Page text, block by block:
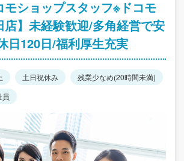
モショップスタッフ※ドコモ
店】未経験歓迎/多角経営で安
日120日/福利厚生充実
土日祝休み
残業少なめ(20時間未満)
員